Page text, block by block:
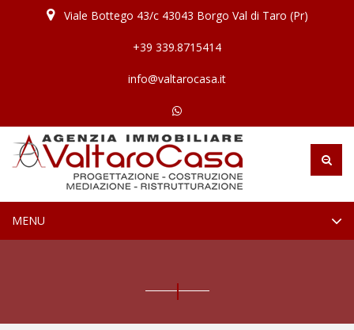
Viale Bottego 43/c 43043 Borgo Val di Taro (Pr)
+39 339.8715414
info@valtarocasa.it
TOGGLE
MENU